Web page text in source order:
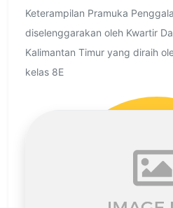
Keterampilan Pramuka
diselenggarakan oleh Kwartir
Kalimantan Timur yang diraih
kelas 8E